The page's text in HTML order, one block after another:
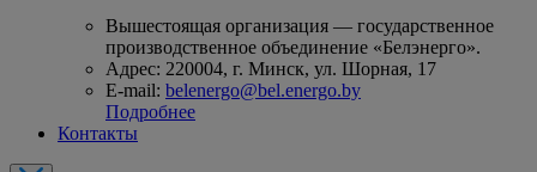
Вышестоящая организация — государственное
производственное объединение «Белэнерго».
Адрес: 220004, г. Минск, ул. Шорная, 17
E-mail: belenergo@bel.energo.by
Подробнее
Контакты